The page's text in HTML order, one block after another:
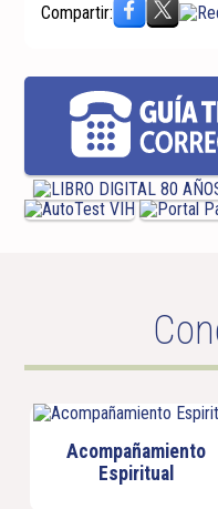
Compartir:
Acompañamiento
Espiritual